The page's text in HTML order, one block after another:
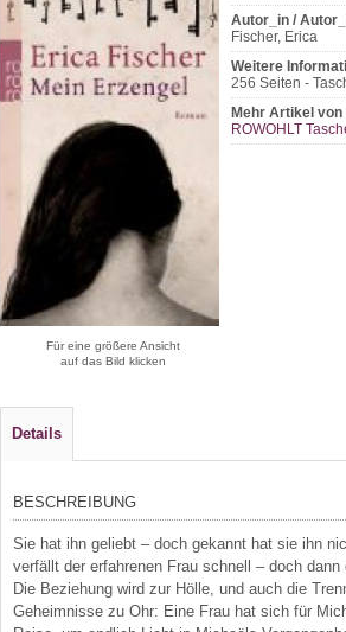
Für eine größere Ansicht
auf das Bild klicken
Autor_in /
Fischer, Erica
Weitere
256 Seiten -
Mehr Artikel
ROWOHLT
Details
BESCHREIBUNG
Sie hat ihn geliebt – doch gekannt hat sie ihn
verfällt der erfahrenen Frau schnell – doch
Die Beziehung wird zur Hölle, und auch die
Geheimnisse zu Ohr: Eine Frau hat sich für